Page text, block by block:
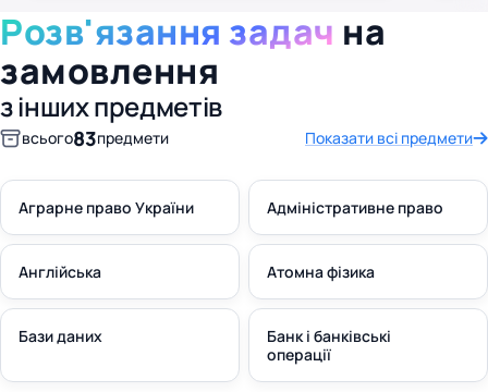
Розв'язання задач на
замовлення
з інших предметів
всього83предмети Показати всі предмети
Аграрне право України Адміністративне право
Англійська Атомна фізика
Бази даних
Банк і банківські
операції